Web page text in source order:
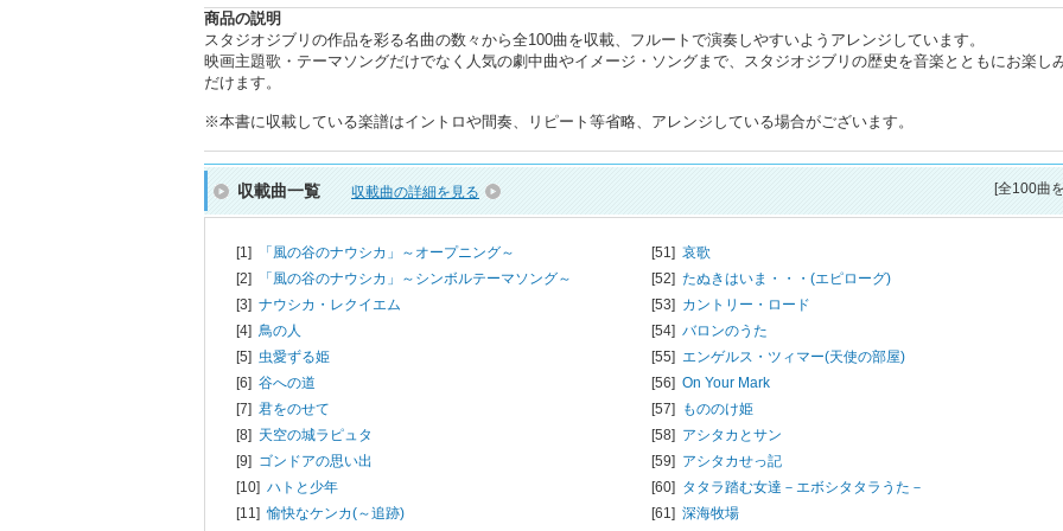
商品の説明
スタジオジブリの作品を彩る名曲の数々から全100曲を収載、フルートで演奏しやすいようアレンジしています。
映画主題歌・テーマソングだけでなく人気の劇中曲やイメージ・ソングまで、スタジオジブリの歴史を音楽とともにお楽し
だけます。
※本書に収載している楽譜はイントロや間奏、リピート等省略、アレンジしている場合がございます。
収載曲一覧 収載曲の詳細を見る [全100曲
[1]
「風の谷のナウシカ」～オープニング～
[2]
「風の谷のナウシカ」～シンボルテーマソング～
[3] ナウシカ・レクイエム
[4] 鳥の人
[5] 虫愛ずる姫
[6] 谷への道
[7] 君をのせて
[8] 天空の城ラピュタ
[9] ゴンドアの思い出
[10] ハトと少年
[11]愉快なケンカ(～追跡)
[51] 哀歌
[52] たぬきはいま・・・(エピローグ)
[53] カントリー・ロード
[54] バロンのうた
[55] エンゲルス・ツィマー(天使の部屋)
[56] On Your Mark
[57] もののけ姫
[58] アシタカとサン
[59] アシタカせっ記
[60] タタラ踏む女達－エボシタタラうた－
[61] 深海牧場